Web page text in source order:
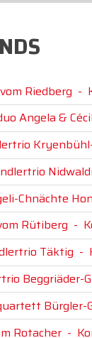
Riedberg -
Angela &
Chnächte
Rütiberg -
Täktig -
Beggriäder-
Bürgler-
Rotacher-